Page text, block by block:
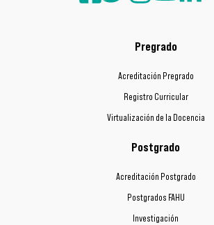
Pregrado
Acreditación Pregrado
Registro Curricular
Virtualización de la Docencia
Postgrado
Acreditación Postgrado
Postgrados FAHU
Investigación